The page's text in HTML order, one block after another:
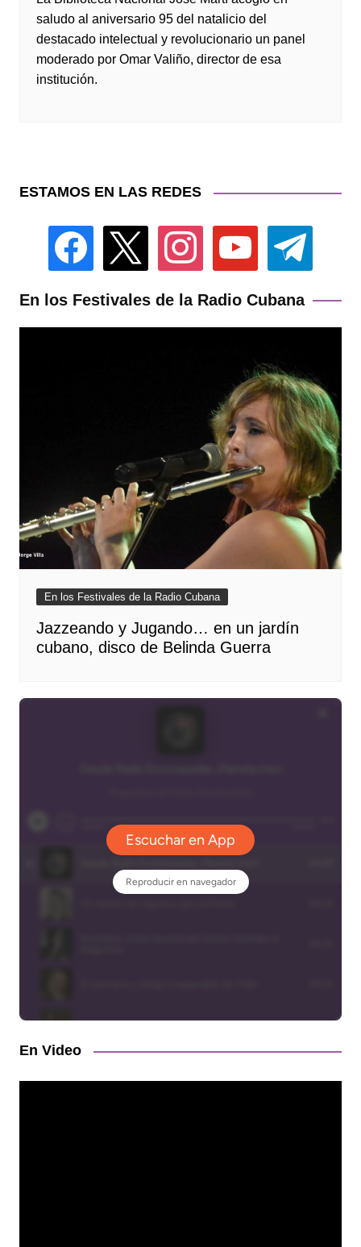
saludo al aniversario 95 del natalicio del
destacado intelectual y revolucionario un panel
moderado por Omar Valiño, director de esa
institución.
ESTAMOS EN LAS REDES
facebook instagram youtube telegram
En los Festivales de la Radio Cubana
En los Festivales de la Radio Cubana
Jazzeando y Jugando… en un jardín
cubano, disco de Belinda Guerra
En Video